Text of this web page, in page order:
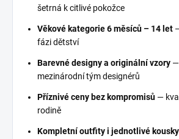
šetrná k citlivé pokožce
Věkové kategorie 6 měsíců – 14 let
fázi dětství
Barevné designy a originální vzory
mezinárodní tým designérů
Příznivé ceny bez kompromisů —
rodině
Kompletní outfity i jednotlivé kousky